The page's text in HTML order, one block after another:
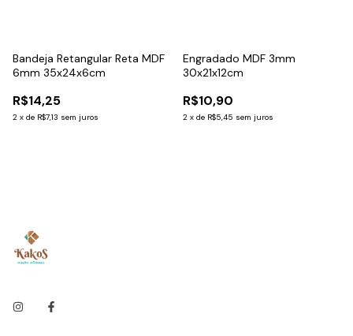
Bandeja Retangular Reta MDF
6mm 35x24x6cm
R$14,25
2 x de R$7,13 sem juros
Engradado MDF 3mm
30x21x12cm
R$10,90
2 x de R$5,45 sem juros